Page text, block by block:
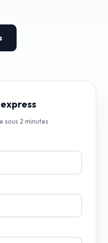
sous 2 minutes